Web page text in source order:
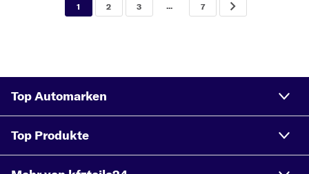
1 2 3 ... 7
Top Automarken
Top Produkte